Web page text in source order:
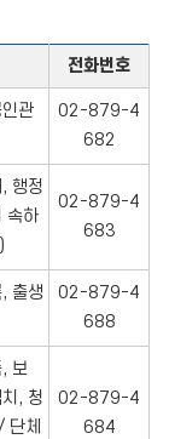
전화번호
관
02-879-4
682
행정
속하
02-879-4
683
출생
02-879-4
688
보
, 청
단체
02-879-4
684